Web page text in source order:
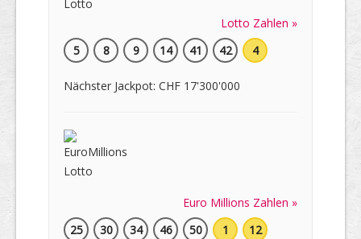
Lotto Zahlen »
5
8 9 14 41 42 4
Nächster Jackpot: CHF 17'300'000
Euro Millions Zahlen »
25
30 34 46 50 1 12